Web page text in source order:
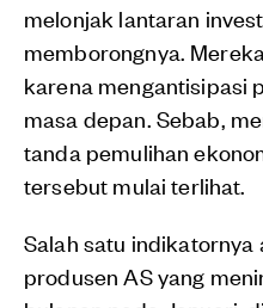
melonjak lantaran
memborongnya.
karena mengantisipasi
masa depan. Sebab,
tanda pemulihan
tersebut mulai terlihat.
Salah satu indikatornya
produsen AS yang